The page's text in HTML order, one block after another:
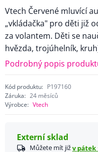
Vtech Červené mluvící
„vkládačka" pro děti již
za volantem. Děti se
hvězda, trojúhelník,
Podrobný popis
Kód produktu: P197160
Záruka: 24 měsíců
Výrobce: Vtech
Externí sklad
Můžete mít jižv pátek